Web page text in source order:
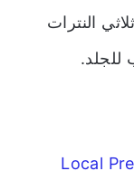
النترات
Local